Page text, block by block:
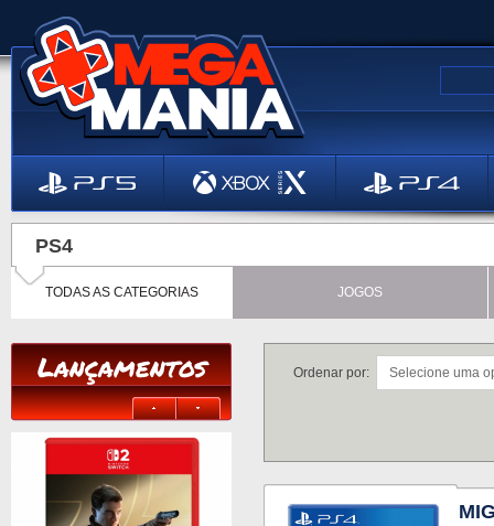
PS4
TODAS AS CATEGORIAS JOGOS
Lançamentos Ordenar por: